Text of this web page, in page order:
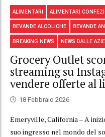
ALIMENTARI ALIMENTARI
BEVANDE ALCOLICHE BEVANDE
BREAKING NEWS NEWS DALLE
Grocery Outlet
streaming su
vendere offerte al
18 Febbraio 2026
Emeryville, California – A
suo ingresso nel mondo del